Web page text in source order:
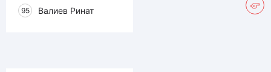
95
Валиев Ринат